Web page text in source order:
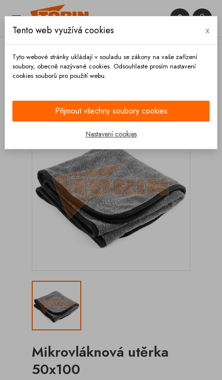
 

Mikrovláknová utěrka
50x100
Tento web využívá cookies x
Tyto webové stránky ukládají v souladu se zákony na vaše zařízení
soubory, obecně nazývané cookies. Odsouhlaste prosím nastavení
cookies souborů pro použití webu.
Přijmout všechny soubory cookies
Nastavení cookies